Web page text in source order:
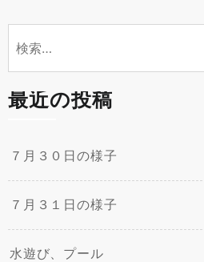
索:
最近の投稿
７月３０日の様子
７月３１日の様子
水遊び、プール